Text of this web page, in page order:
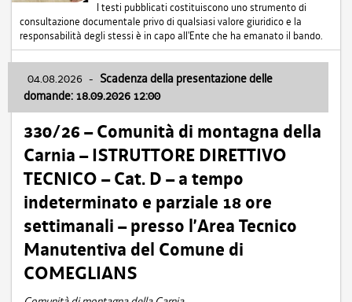
I testi pubblicati costituiscono uno strumento di
consultazione documentale privo di qualsiasi valore giuridico e la
responsabilità degli stessi è in capo all'Ente che ha emanato il bando.
04.08.2026 - Scadenza della presentazione delle
domande: 18.09.2026 12:00
330/26 – Comunità di montagna della
Carnia – ISTRUTTORE DIRETTIVO
TECNICO – Cat. D – a tempo
indeterminato e parziale 18 ore
settimanali – presso l’Area Tecnico
Manutentiva del Comune di
COMEGLIANS